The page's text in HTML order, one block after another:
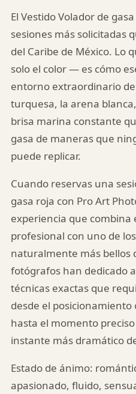
El Vestido Volador de
sesiones más solicitadas
del Caribe de México. Lo
solo el color — es cómo
entorno extraordinario
turquesa, la arena
brisa marina constante
gasa de maneras que
puede replicar.
Cuando reservas una
gasa roja con Pro Art
experiencia que
profesional con uno de
naturalmente más bellos
fotógrafos han dedicado
técnicas exactas que
desde el
hasta el momento
instante más dramático
Estado de ánimo:
apasionado, fluido,
Pro Art Photographers